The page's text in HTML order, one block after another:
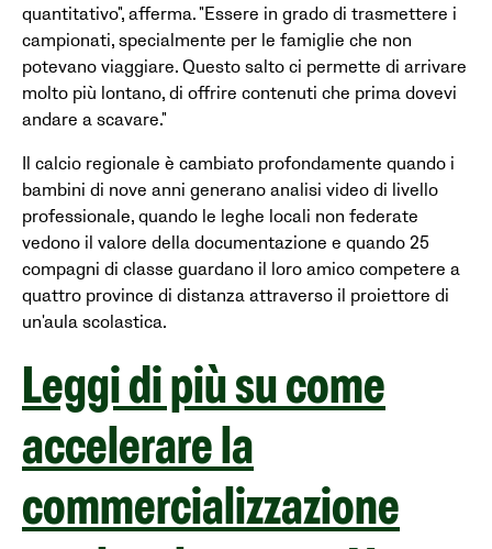
quantitativo", afferma. "Essere in grado di trasmettere i
campionati, specialmente per le famiglie che non
potevano viaggiare. Questo salto ci permette di arrivare
molto più lontano, di offrire contenuti che prima dovevi
andare a scavare."
Il calcio regionale è cambiato profondamente quando i
bambini di nove anni generano analisi video di livello
professionale, quando le leghe locali non federate
vedono il valore della documentazione e quando 25
compagni di classe guardano il loro amico competere a
quattro province di distanza attraverso il proiettore di
un'aula scolastica.
Leggi di più su come
accelerare la
commercializzazione